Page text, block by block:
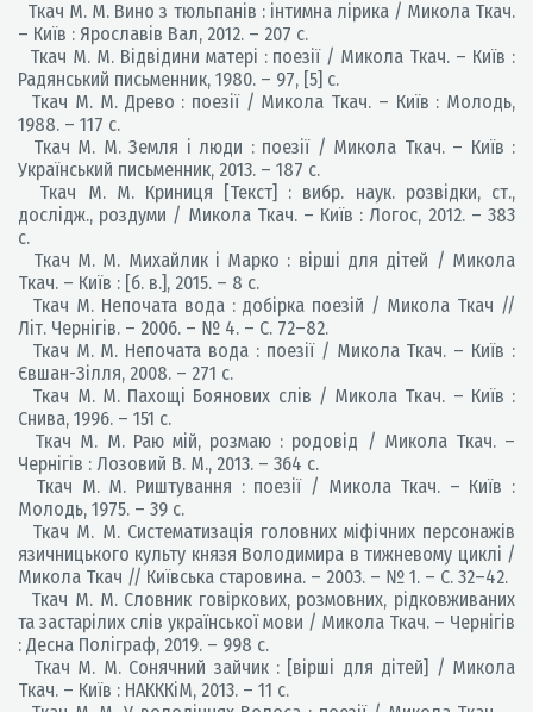
Ткач М. М. Вино з тюльпанів : інтимна лірика / Микола Ткач.
– Київ : Ярославів Вал, 2012. – 207 с.
Ткач М. М. Відвідини матері : поезії / Микола Ткач. – Київ :
Радянський письменник, 1980. – 97, [5] с.
Ткач М. М. Древо : поезії / Микола Ткач. – Київ : Молодь,
1988. – 117 с.
Ткач М. М. Земля і люди : поезії / Микола Ткач. – Київ :
Український письменник, 2013. – 187 с.
Ткач М. М. Криниця [Текст] : вибр. наук. розвідки, ст.,
дослідж., роздуми / Микола Ткач. – Київ : Логос, 2012. – 383
с.
Ткач М. М. Михайлик і Марко : вірші для дітей / Микола
Ткач. – Київ : [б. в.], 2015. – 8 с.
Ткач М. Непочата вода : добірка поезій / Микола Ткач //
Літ. Чернігів. – 2006. – № 4. – С. 72–82.
Ткач М. М. Непочата вода : поезії / Микола Ткач. – Київ :
Євшан-Зілля, 2008. – 271 с.
Ткач М. М. Пахощі Боянових слів / Микола Ткач. – Київ :
Снива, 1996. – 151 с.
Ткач М. М. Раю мій, розмаю : родовід / Микола Ткач. –
Чернігів : Лозовий В. М., 2013. – 364 с.
Ткач М. М. Риштування : поезії / Микола Ткач. – Київ :
Молодь, 1975. – 39 с.
Ткач М. М. Систематизація головних міфічних персонажів
язичницького культу князя Володимира в тижневому циклі /
Микола Ткач // Київська старовина. – 2003. – № 1. – С. 32–42.
Ткач М. М. Словник говіркових, розмовних, рідковживаних
та застарілих слів української мови / Микола Ткач. – Чернігів
: Десна Поліграф, 2019. – 998 с.
Ткач М. М. Сонячний зайчик : [вірші для дітей] / Микола
Ткач. – Київ : НАКККіМ, 2013. – 11 с.